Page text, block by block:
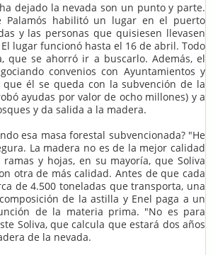
dejado la nevada son un punto y parte.
Palamós habilitó un lugar en el puerto
y las personas que quisiesen llevasen
lugar funcionó hasta el 16 de abril. Todo
que se ahorró ir a buscarlo. Además, el
convenios con Ayuntamientos y
él se queda con la subvención de la
ayudas por valor de ocho millones) y a
y da salida a la madera.
esa masa forestal subvencionada? "He
La madera no es de la mejor calidad
y hojas, en su mayoría, que Soliva
otra de más calidad. Antes de que cada
de 4.500 toneladas que transporta, una
de la astilla y Enel paga a un
de la materia prima. "No es para
Soliva, que calcula que estará dos años
de la nevada.